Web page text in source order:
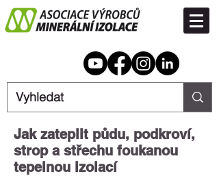
Jak zateplit půdu, podkroví,
strop a střechu foukanou
tepelnou izolací